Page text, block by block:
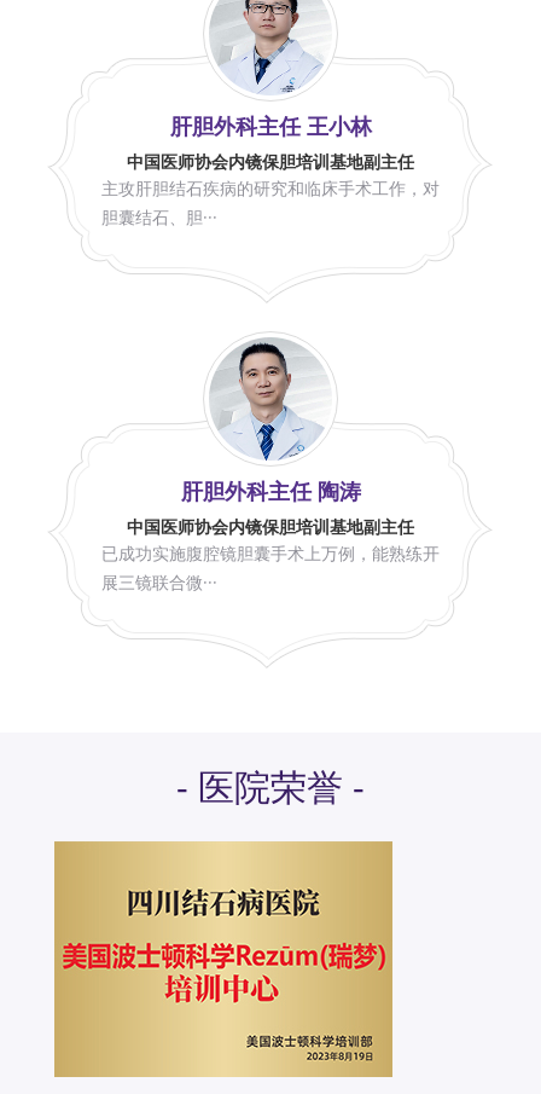
肝胆外科主任 王小林
中国医师协会内镜保胆培训基地副主任
主攻肝胆结石疾病的研究和临床手术工作，对
胆囊结石、胆···
肝胆外科主任 陶涛
中国医师协会内镜保胆培训基地副主任
已成功实施腹腔镜胆囊手术上万例，能熟练开
展三镜联合微···
- 医院荣誉 -